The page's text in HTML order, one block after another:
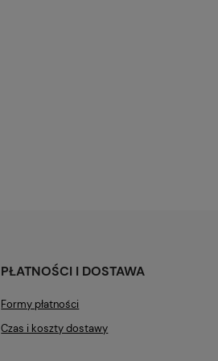
PŁATNOŚCI I DOSTAWA
Formy płatności
Czas i koszty dostawy